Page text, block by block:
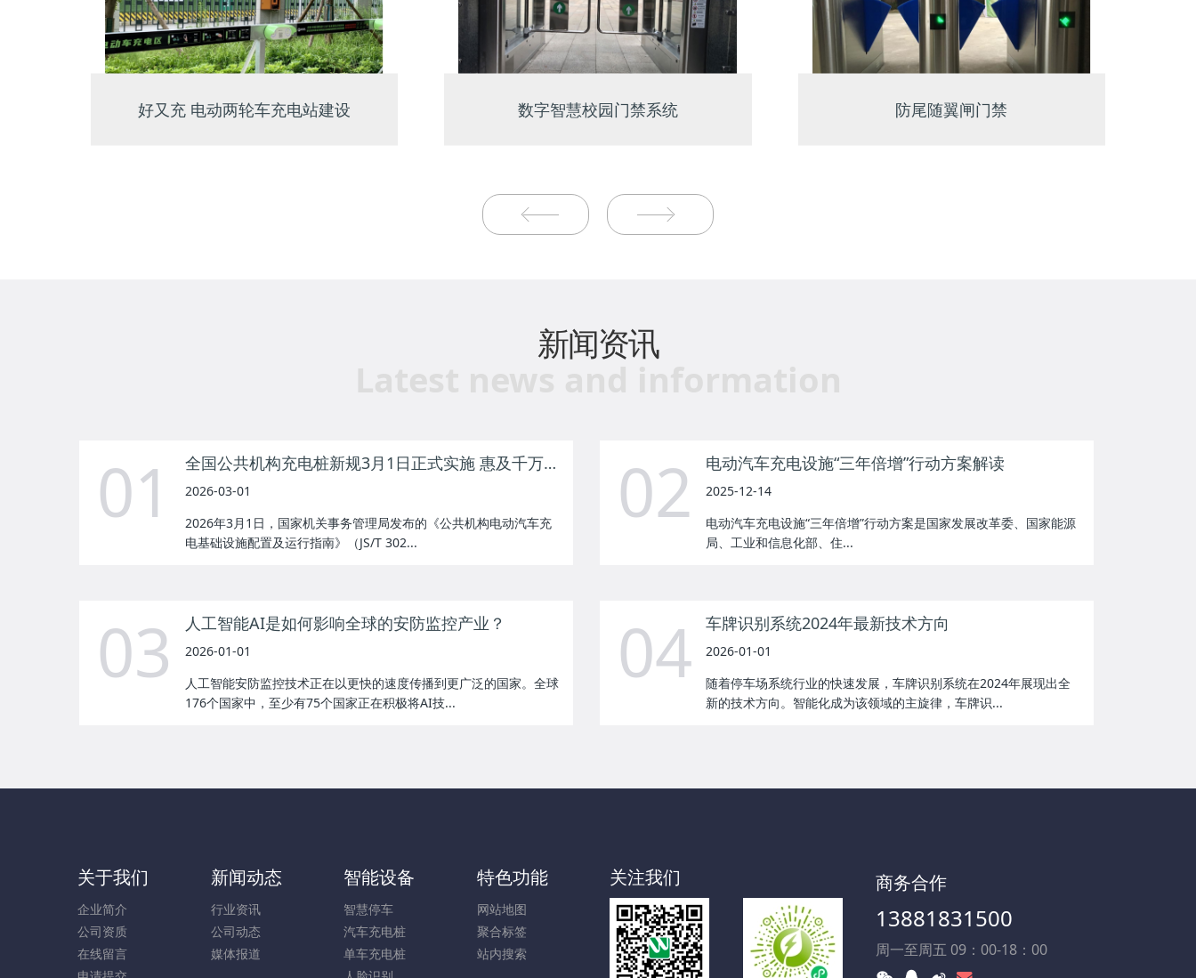
好又充 电动两轮车充电站建设 数字智慧校园门禁系统 防尾随翼闸门禁
新闻资讯
01 全国公共机构充电桩新规3月1日正式实施 惠及千万新能源车主
2026-03-01
2026年3月1日，国家机关事务管理局发布的《公共机构电动汽车充
电基础设施配置及运行指南》（JS/T 302...
02 电动汽车充电设施“三年倍增”行动方案解读
2025-12-14
电动汽车充电设施“三年倍增”行动方案是国家发展改革委、国家能源
局、工业和信息化部、住...
03 人工智能AI是如何影响全球的安防监控产业？
2026-01-01
人工智能安防监控技术正在以更快的速度传播到更广泛的国家。全球
176个国家中，至少有75个国家正在积极将AI技...
04 车牌识别系统2024年最新技术方向
2026-01-01
随着停车场系统行业的快速发展，车牌识别系统在2024年展现出全
新的技术方向。智能化成为该领域的主旋律，车牌识...
关于我们
企业简介
公司资质
在线留言
新闻动态
行业资讯
公司动态
媒体报道
智能设备
智慧停车
汽车充电桩
单车充电桩
特色功能
网站地图
聚合标签
站内搜索
关注我们 商务合作
13881831500
周一至周五 09：00-18：00